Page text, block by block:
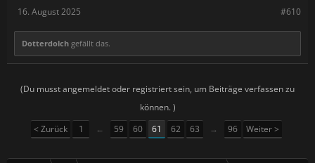
#610
16. August 2025
Dotterdolch gefällt das.
(Du musst angemeldet oder registriert sein, um Beiträge verfassen zu
können. )
< Zurück
1 ← 59 60 61 62 63 → 96 Weiter >